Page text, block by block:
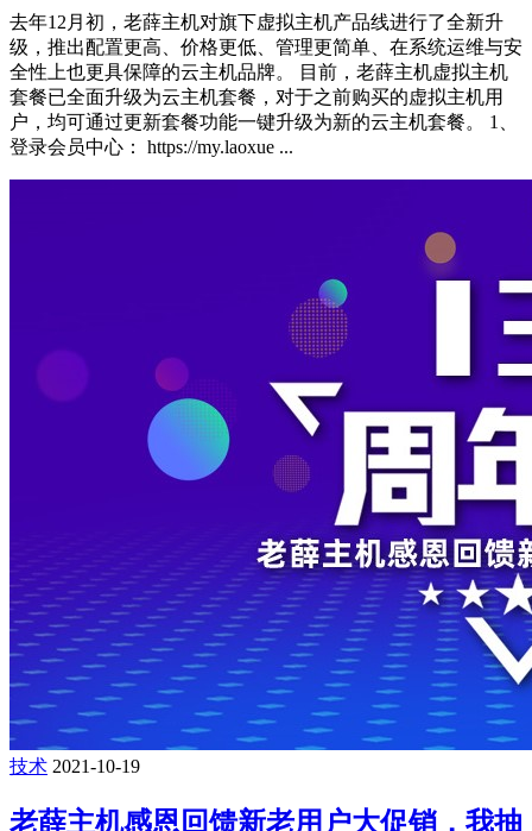
去年12月初，老薛主机对旗下虚拟主机产品线进行了全新升
级，推出配置更高、价格更低、管理更简单、在系统运维与安
全性上也更具保障的云主机品牌。 目前，老薛主机虚拟主机
套餐已全面升级为云主机套餐，对于之前购买的虚拟主机用
户，均可通过更新套餐功能一键升级为新的云主机套餐。 1、
登录会员中心： https://my.laoxue ...
技术 2021-10-19
老薛主机感恩回馈新老用户大促销，我抽